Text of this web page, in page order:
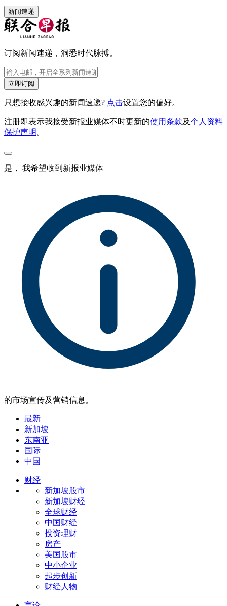
新闻速递
订阅新闻速递，洞悉时代脉搏。
立即订阅
只想接收感兴趣的新闻速递? 点击设置您的偏好。
注册即表示我接受新报业媒体不时更新的使用条款及个人资料
保护声明 。
是， 我希望收到新报业媒体
的市场宣传及营销信息。
最新
新加坡
东南亚
国际
中国
财经
新加坡股市
新加坡财经
全球财经
中国财经
投资理财
房产
美国股市
中小企业
起步创新
财经人物